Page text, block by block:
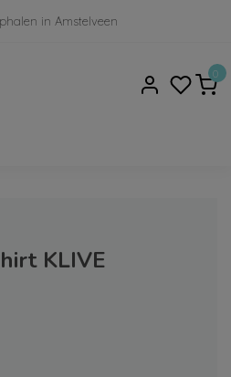
in Amstelveen
0
KLIVE